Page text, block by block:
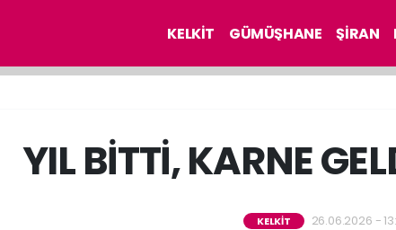
KELKİT GÜMÜŞHANE ŞİRAN
YIL BİTTİ, KARNE
KELKİT 26.06.2026 -